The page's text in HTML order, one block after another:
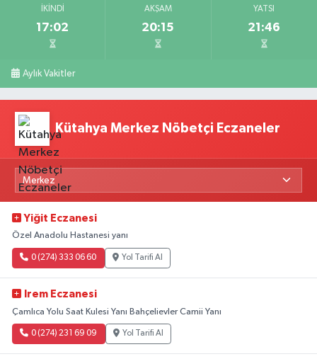
İKINDI
17:02
AKŞAM
20:15
YATSI
21:46
Aylık Vakitler
Kütahya Merkez Nöbetçi Eczaneler
Yiğit Eczanesi
Özel Anadolu Hastanesi yanı
0 (274) 333 06 60 Yol Tarifi Al
Irem Eczanesi
Çamlıca Yolu Saat Kulesi Yanı Bahçelievler Camii Yanı
0 (274) 231 69 09 Yol Tarifi Al